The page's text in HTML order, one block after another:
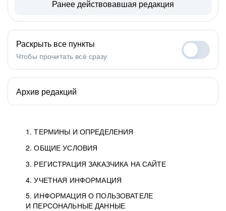
1. ТЕРМИНЫ И ОПРЕДЕЛЕНИЯ
2. ОБЩИЕ УСЛОВИЯ
3. РЕГИСТРАЦИЯ ЗАКАЗЧИКА НА САЙТЕ
4. УЧЕТНАЯ ИНФОРМАЦИЯ
5. ИНФОРМАЦИЯ О ПОЛЬЗОВАТЕЛЕ
И ПЕРСОНАЛЬНЫЕ ДАННЫЕ
Ранее действовавшая редакция
Раскрыть все пункты
Чтобы прочитать всё сразу
Архив редакций